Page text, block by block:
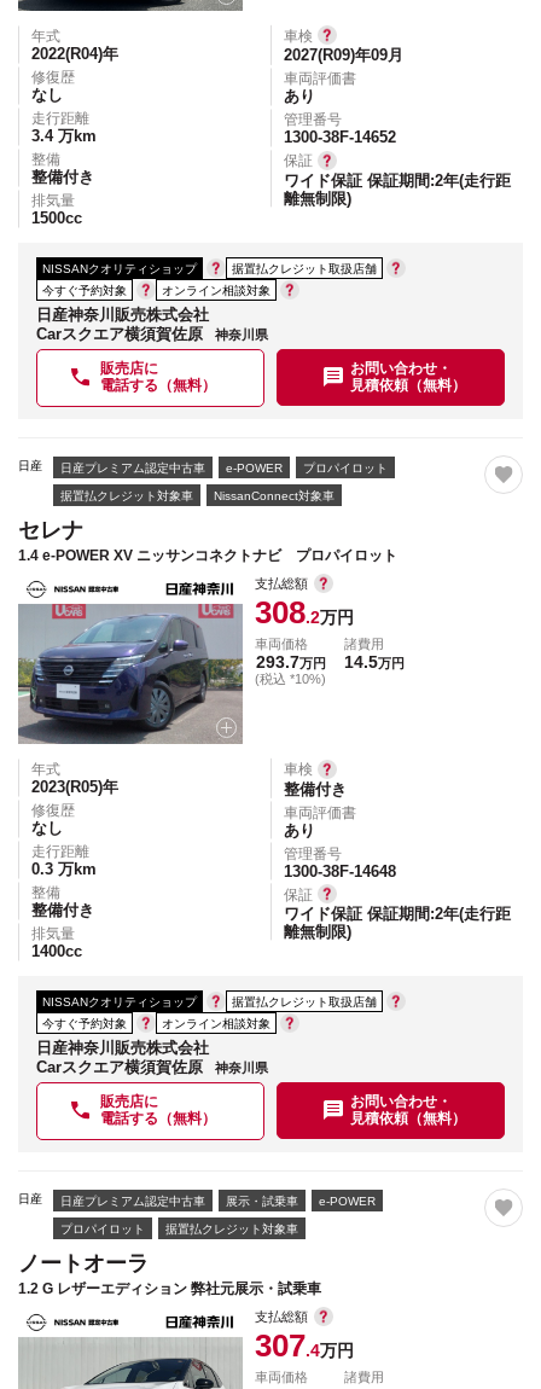
年式
2022(R04)年
修復歴
なし
走行距離
3.4 万km
整備
整備付き
排気量
1500cc
車検
2027(R09)年09月
車両評価書
あり
管理番号
1300-38F-14652
保証
ワイド保証 保証期間:2年(走行距
離無制限)
NISSANクオリティショップ
据置払クレジット取扱店舗
今すぐ予約対象
オンライン相談対象
日産神奈川販売株式会社
Carスクエア横須賀佐原
神奈川県
販売店に
電話する（無料）
お問い合わせ・
見積依頼（無料）
日産 日産プレミアム認定中古車 e-POWER プロパイロット
据置払クレジット対象車 NissanConnect対象車
セレナ
1.4 e-POWER XV ニッサンコネクトナビ プロパイロット
支払総額
308.2万円
車両価格
293.7万円
(税込 *10%)
諸費用
14.5万円
年式
2023(R05)年
修復歴
なし
走行距離
0.3 万km
整備
整備付き
排気量
1400cc
車検
整備付き
車両評価書
あり
管理番号
1300-38F-14648
保証
ワイド保証 保証期間:2年(走行距
離無制限)
NISSANクオリティショップ
据置払クレジット取扱店舗
今すぐ予約対象
オンライン相談対象
日産神奈川販売株式会社
Carスクエア横須賀佐原
神奈川県
販売店に
電話する（無料）
お問い合わせ・
見積依頼（無料）
日産 日産プレミアム認定中古車 展示・試乗車 e-POWER
プロパイロット 据置払クレジット対象車
ノートオーラ
1.2 G レザーエディション 弊社元展示・試乗車
支払総額
307.4万円
車両価格 諸費用